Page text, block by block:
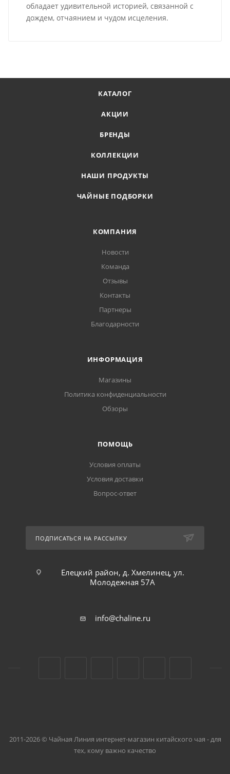
обладает удивительной историей, связанной с
дождем, отчаянием и чудом исцеления.
КАТАЛОГ
АКЦИИ
БРЕНДЫ
КОЛЛЕКЦИИ
НАШИ ПРОДУКТЫ
ЧАЙНЫЕ ПОДБОРКИ
КОМПАНИЯ
Новости
Команда
Отзывы
Контакты
Партнеры
Благодарности
ИНФОРМАЦИЯ
Магазины
Политика конфиденциальности
Обзоры
ПОМОЩЬ
Условия оплаты
Условия доставки
Вопрос-ответ
ПОДПИСАТЬСЯ НА РАССЫЛКУ
Елецкий район, д. Хмелинец, ул.
Молодежная 57А
info@chaline.ru
2011-2026 © Чайная Линия интернет-магазин китайского чая - для
тех, кому важно качество